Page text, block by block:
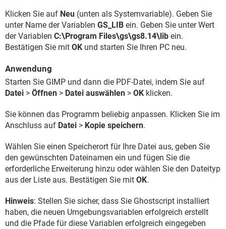
Klicken Sie auf Neu (unten als Systemvariable). Geben Sie
unter Name der Variablen GS_LIB ein. Geben Sie unter Wert
der Variablen C:\Program Files\gs\gs8.14\lib ein.
Bestätigen Sie mit OK und starten Sie Ihren PC neu.
Anwendung
Starten Sie GIMP und dann die PDF-Datei, indem Sie auf
Datei > Öffnen > Datei auswählen > OK klicken.
Sie können das Programm beliebig anpassen. Klicken Sie im
Anschluss auf Datei > Kopie speichern.
Wählen Sie einen Speicherort für Ihre Datei aus, geben Sie
den gewünschten Dateinamen ein und fügen Sie die
erforderliche Erweiterung hinzu oder wählen Sie den Dateityp
aus der Liste aus. Bestätigen Sie mit OK.
Hinweis: Stellen Sie sicher, dass Sie Ghostscript installiert
haben, die neuen Umgebungsvariablen erfolgreich erstellt
und die Pfade für diese Variablen erfolgreich eingegeben